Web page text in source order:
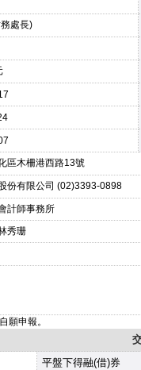
處長)
區木柵港西路13號
份有限公司 (02)3393-0898
計師事務所
秀珊
願申報。
平盤下得融(借)券